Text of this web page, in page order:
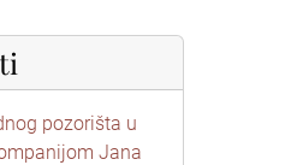
pozorišta u
Jana